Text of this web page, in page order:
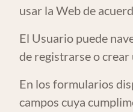
usar la Web de
El Usuario puede
de registrarse o crear
En los formularios
campos cuya